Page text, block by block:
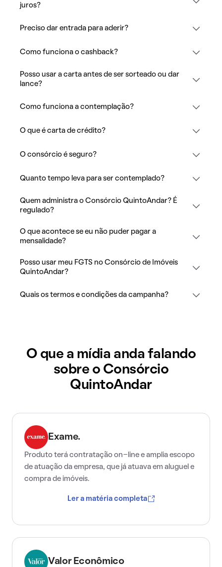
juros?
Preciso dar entrada para aderir?
Como funciona o cashback?
Posso usar a carta antes de ser sorteado ou dar
lance?
Como funciona a contemplação?
O que é carta de crédito?
O consórcio é seguro?
Quanto tempo leva para ser contemplado?
Quem administra o Consórcio QuintoAndar? É
regulado?
O que acontece se eu não puder pagar a
mensalidade?
Posso usar meu FGTS no Consórcio de Imóveis
QuintoAndar?
Quais os termos e condições da campanha?
O que a mídia anda falando
sobre o Consórcio
QuintoAndar
Exame.
Produto terá contratação on-line e amplia escopo
de atuação da empresa, que já atuava em aluguel e
compra de imóveis.
Ler a matéria completa
Valor Econômico